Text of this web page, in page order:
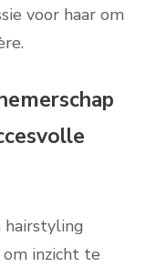
voor haar om
hairstyling
inzicht te